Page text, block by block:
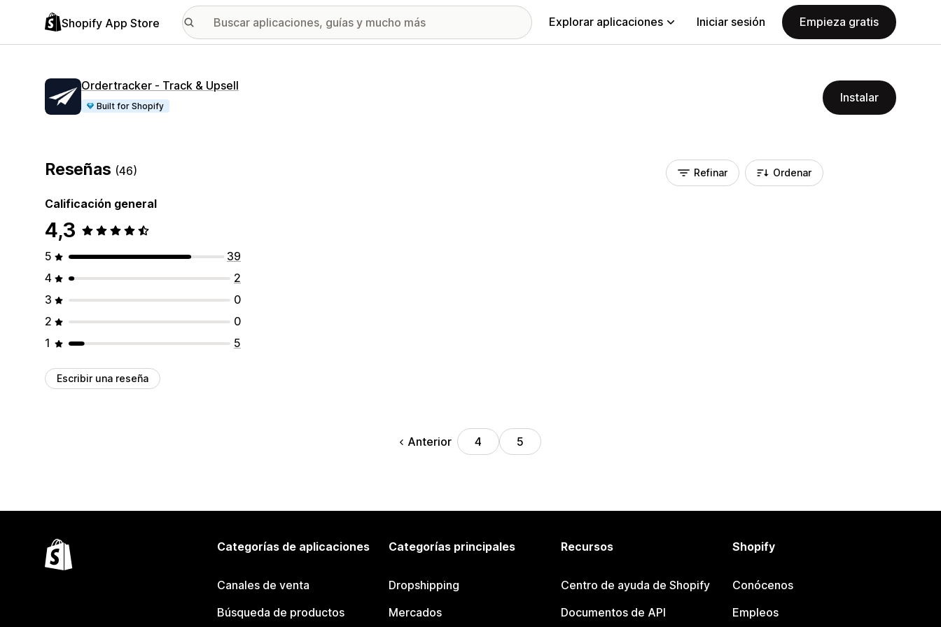
Shopify App Store Explorar aplicaciones Iniciar sesión Empieza gratis
Ordertracker ‑ Track & Upsell
Built for Shopify
Instalar
Reseñas (46)
Calificación general
4,3
5
39
4
2
3
0
2
0
1
5
Escribir una reseña
Refinar Ordenar
Anterior 4 5
Categorías de aplicaciones
Canales de venta
Búsqueda de productos
Categorías principales
Dropshipping
Mercados
Recursos
Centro de ayuda de Shopify
Documentos de API
Shopify
Conócenos
Empleos